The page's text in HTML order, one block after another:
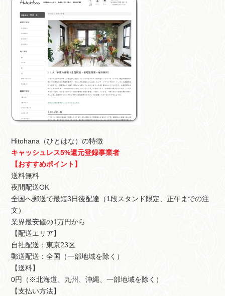
Hitohana（ひとはな）の特徴
キャッシュレス5%還元登録事業者
【おすすめポイント】
送料無料
夜間配送OK
全国へ郵送で最短3日後配達（1段スタンド限定、正午までの注
文）
業界最安値の1万円から
【配送エリア】
自社配送：東京23区
郵送配送：全国（一部地域を除く）
【送料】
0円（※北海道、九州、沖縄、一部地域を除く）
【支払い方法】